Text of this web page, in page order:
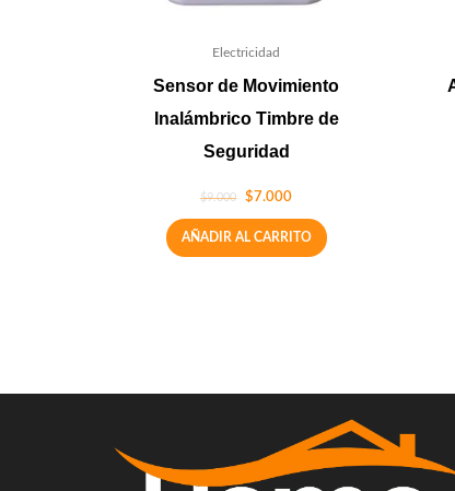
Electricidad
Sensor de Movimiento
Inalámbrico Timbre de
Seguridad
$9.000 $7.000
AÑADIR AL CARRITO